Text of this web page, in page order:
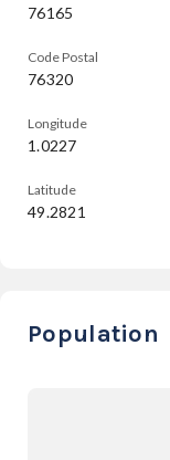
76165
Code Postal
76320
Longitude
1.0227
Latitude
49.2821
Population